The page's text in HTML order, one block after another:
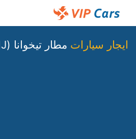
ايجار سيارات مطار تيخوانا (TIJ)